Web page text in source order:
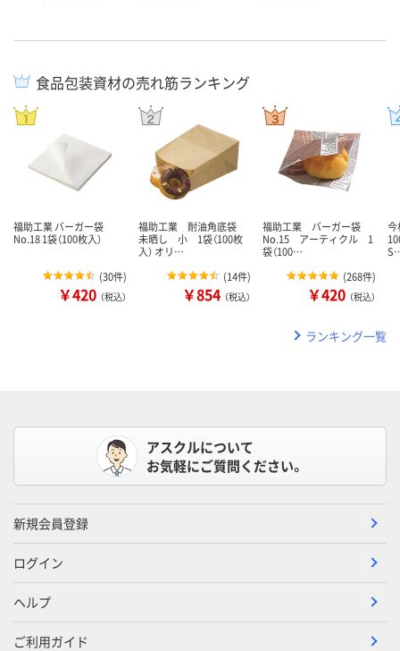
食品包装資材の売れ筋ランキング
福助工業 バーガー袋
No.18 1袋（100枚入）
(30件)
￥420 （税込）
福助工業 耐油角底袋
未晒し 小 1袋（100枚
入） オリ…
(14件)
￥854 （税込）
福助工業 バーガー袋
No.15 アーティクル 1
袋（100…
(268件)
￥420 （税込）
今
ランキング一覧
アスクルについて
お気軽にご質問ください。
新規会員登録
ログイン
ヘルプ
ご利用ガイド